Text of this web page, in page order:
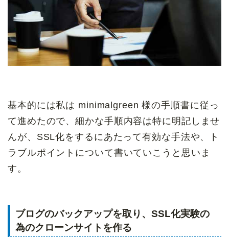
基本的には私は minimalgreen 様の手順書に従っ
て進めたので、細かな手順内容は特に明記しませ
んが、SSL化をするにあたって有効な手法や、ト
ラブルポイントについて書いていこうと思いま
す。
ブログのバックアップを取り、SSL化実験の
為のクローンサイトを作る